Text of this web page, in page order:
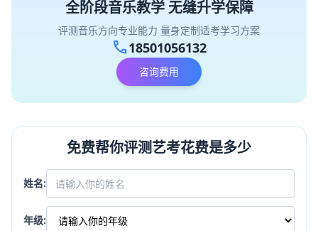
全阶段音乐教学 无缝升学保障
评测音乐方向专业能力 量身定制适考学习方案
call18501056132
咨询费用
免费帮你评测艺考花费是多少
姓名:
年级: